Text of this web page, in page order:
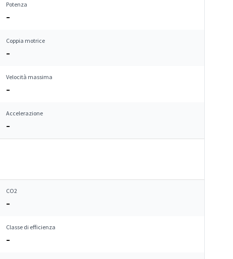
Potenza
–
Coppia motrice
–
Velocità massima
–
Accelerazione
–
CO2
–
Classe di efficienza
–